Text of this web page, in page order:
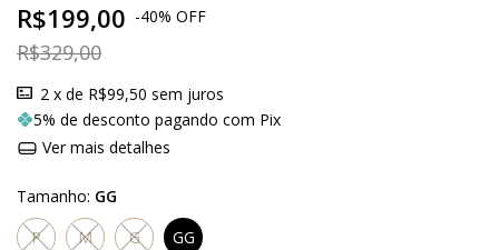
R$199,00 -40% OFF
R$329,00
2 x de R$99,50 sem juros
5% de desconto pagando com Pix
Ver mais detalhes
Tamanho: GG
P
M G GG